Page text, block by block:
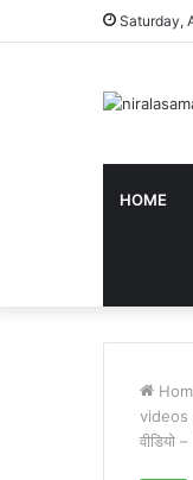
Saturday,
HOME
videos